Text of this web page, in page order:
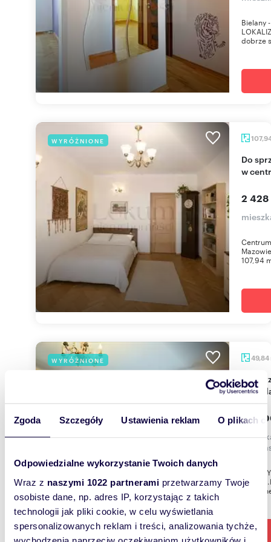
Zgoda Szczegóły Ustawienia reklam O plikach
Odpowiedzialne wykorzystanie Twoich danych
Wraz z naszymi 1022 partnerami przetwarzamy Twoje
osobiste dane, np. adres IP, korzystając z takich
technologii jak pliki cookie, w celu wyświetlania
spersonalizowanych reklam i treści, analizowania tychże,
Bielany
dobrze
WYRÓŻNIONE
Do sprzedania dwupoziomowe mieszkanie 108 m²
w
2 428
107,94
WYRÓŻNIONE 49,84
Do sprzedania przestronne mieszkanie 49,85 m²
na
720